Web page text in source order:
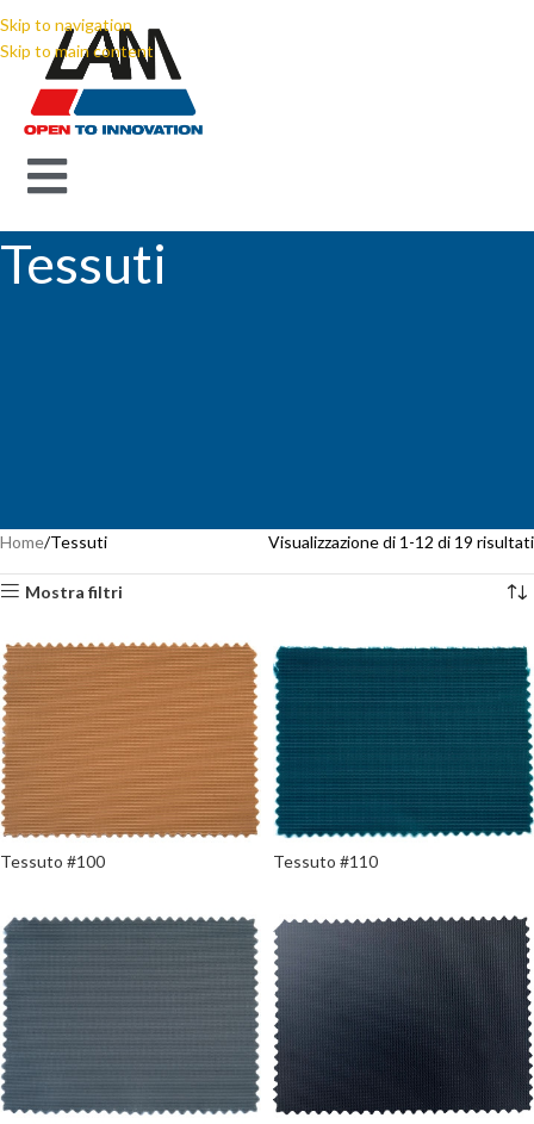
Skip to navigation
Skip to main content
Tessuti
Home Tessuti Visualizzazione di 1-12 di 19 risultati
Mostra filtri
Tessuto #100 Tessuto #110